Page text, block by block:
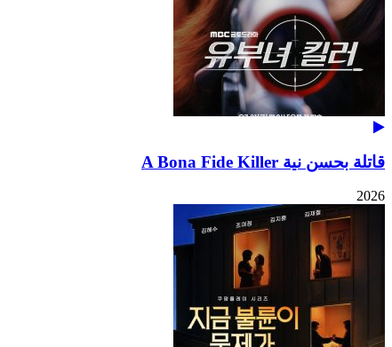
قاتلة بحسن نية A Bona Fide Killer
2026